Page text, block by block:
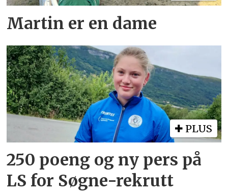
Martin er en dame
PLUS
250 poeng og ny pers på
LS for Søgne-rekrutt